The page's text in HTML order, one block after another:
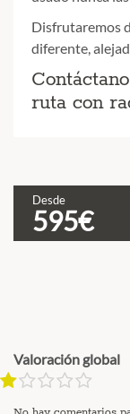
Disfrutaremos
diferente,
ruta con
Desde
595€
Valoración global